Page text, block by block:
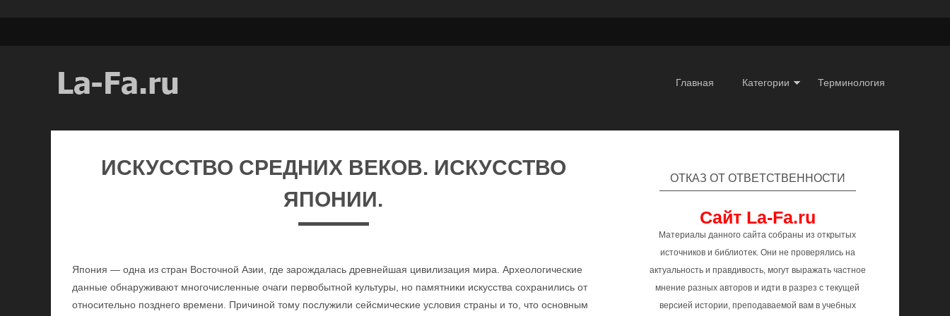
Главная Категории Терминология
ИСКУССТВО СРЕДНИХ ВЕКОВ. ИСКУССТВО
ЯПОНИИ.
Япония — одна из стран Восточной Азии, где зарождалась древнейшая цивилизация мира. Археологические
данные обнаруживают многочисленные очаги первобытной культуры, но памятники искусства сохранились от
относительно позднего времени. Причиной тому послужили сейсмические условия страны и то, что основным
ОТКАЗ ОТ ОТВЕТСТВЕННОСТИ
Сайт La-Fa.ru
Материалы данного сайта собраны из открытых
источников и библиотек. Они не проверялись на
актуальность и правдивость, могут выражать частное
мнение разных авторов и идти в разрез с текущей
версией истории, преподаваемой вам в учебных